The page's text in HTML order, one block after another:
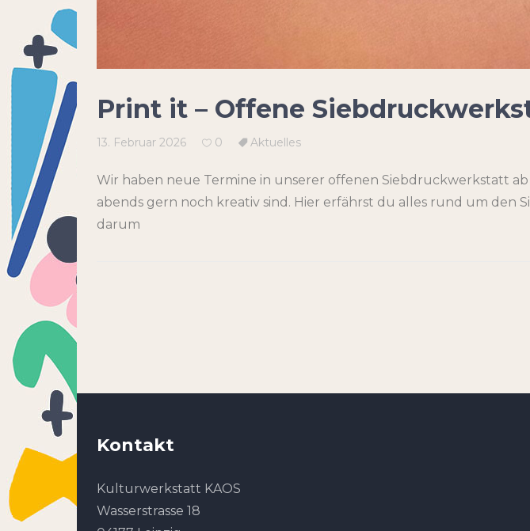
Print it – Offene
13. Februar 2026 0 Aktuelles
Wir haben neue Termine in unserer offenen Siebdruckwerkstatt
abends gern noch kreativ sind. Hier erfährst du alles rund um den
darum
Kontakt
Kulturwerkstatt KAOS
Wasserstrasse 18